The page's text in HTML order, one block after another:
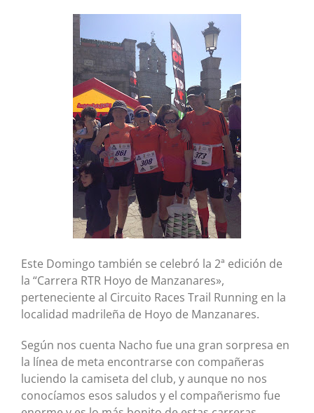
Este Domingo también se celebró la 2ª edición de
la “Carrera RTR Hoyo de Manzanares»,
perteneciente al Circuito Races Trail Running en la
localidad madrileña de Hoyo de Manzanares.
Según nos cuenta Nacho fue una gran sorpresa en
la línea de meta encontrarse con compañeras
luciendo la camiseta del club, y aunque no nos
conocíamos esos saludos y el compañerismo fue